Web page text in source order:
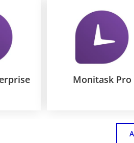
Monitask Pro